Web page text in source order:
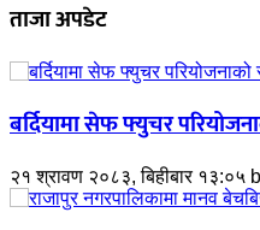
ताजा अपडेट
बर्दियामा सेफ फ्युचर
२१ श्रावण २०८३, बिहीबार १३:०५